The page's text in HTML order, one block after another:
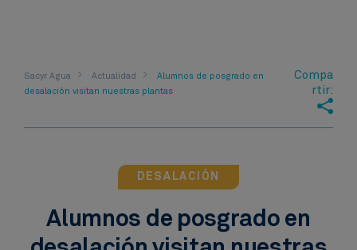
Sacyr Agua Actualidad
Alumnos de posgrado en
desalación visitan nuestras plantas
Compa
rtir:
DESALACIÓN
Alumnos de posgrado en